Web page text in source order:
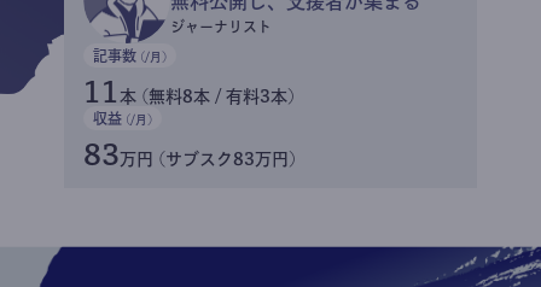
ジャーナリスト
記事数 (/月)
11 本 (無料8本 / 有料3本)
収益 (/月)
83万円 (サブスク83万円)